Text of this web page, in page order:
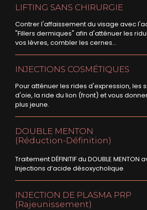
LIFTING SANS CHIRURGIE
Contrer l'affaissement du visage avec
"Fillers dermiques" afin d'atténuer les
vos lèvres, combler les cernes...
INJECTIONS COSMÉTIQUES
Pour atténuer les rides d'expression, les
d'oie, la ride du lion (front) et vous
plus jeune.
DOUBLE MENTON
(Réduction-Définition)
Traitement DÉFINITIF du DOUBLE MENTON
Injections d’acide désoxycholique
INJECTION DE PLASMA PRP
(Rajeunissement)